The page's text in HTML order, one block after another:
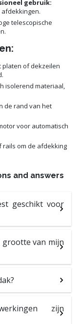
gebruik:
telescopische
platen of dekzeilen
isolerend materiaal,
de rand van het
voor automatisch
rails om de afdekking
and answers
geschikt voor
grootte van mijn
zijn